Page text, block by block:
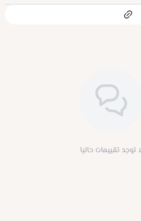
توجد تقييمات حاليا